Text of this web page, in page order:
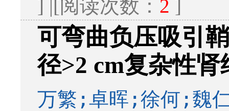
] |[阅读次数： 2 ]
可弯曲负压吸引
径>2 cm复杂性
万繁;卓晖;徐何;魏